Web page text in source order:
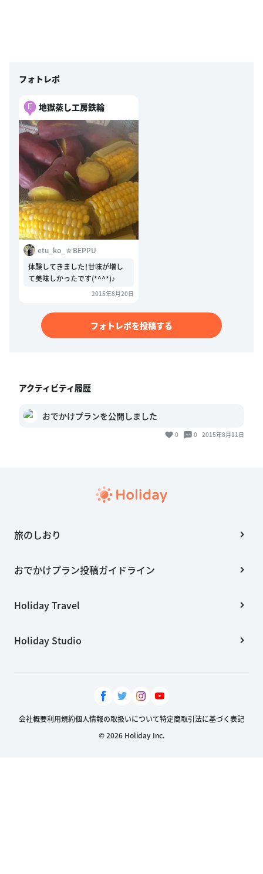
フォトレポ
E 地獄蒸し工房鉄輪
etu_ko_☆BEPPU
体験してきました！甘味が増し
て美味しかったです(*^^*)♪
2015年8月20日
フォトレポを投稿する
アクティビティ履歴
おでかけプランを公開しました
0 0 2015年8月11日
旅のしおり
おでかけプラン投稿ガイドライン
Holiday Travel
Holiday Studio
会社概要利用規約個人情報の取扱いについて特定商取引法に基づく表記
© 2026 Holiday Inc.